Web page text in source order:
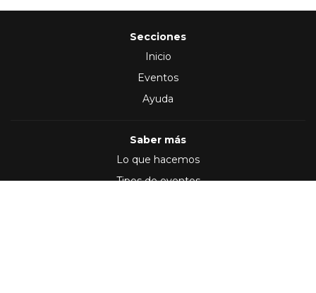
Secciones
Inicio
Eventos
Ayuda
Saber más
Lo que hacemos
Tipos de eventos